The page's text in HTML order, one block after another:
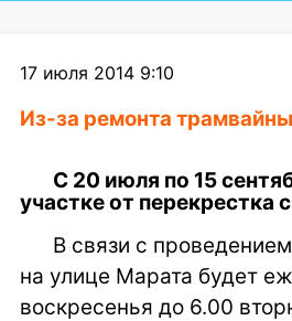
17 июля 2014 9:10
Из-за ремонта
С 20 июля по 15
участке от
В связи с
на улице Марата будет
воскресенья до 6.00